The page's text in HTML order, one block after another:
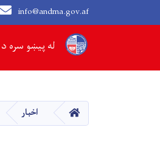
له پیښو سره
info@andma.gov.af
Main navigation
کور اخبار